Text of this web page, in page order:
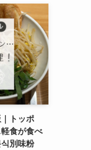
｜トッポ
食が食べ
別味粉